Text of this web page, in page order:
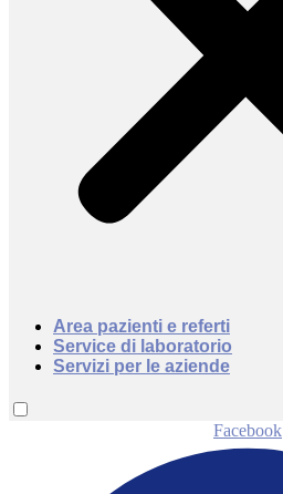
Area pazienti e referti
Service di laboratorio
Servizi per le aziende
Facebook